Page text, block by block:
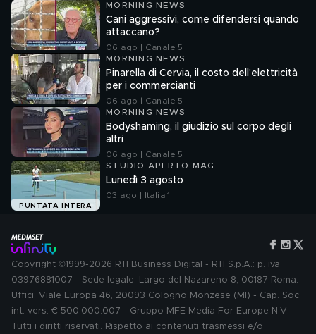
MORNING NEWS
Cani aggressivi, come difendersi quando
attaccano?
06 ago | Canale 5
MORNING NEWS
Pinarella di Cervia, il costo dell'elettricità
per i commercianti
06 ago | Canale 5
MORNING NEWS
Bodyshaming, il giudizio sul corpo degli
altri
06 ago | Canale 5
PUNTATA INTERA
STUDIO APERTO MAG
Lunedì 3 agosto
03 ago | Italia 1
Copyright ©1999-2026 RTI Business Digital - RTI S.p.A.: p. iva
03976881007 - Sede legale: Largo del Nazareno 8, 00187 Roma.
Uffici: Viale Europa 46, 20093 Cologno Monzese (MI) - Cap. Soc.
int. vers. € 500.000.007 - Gruppo MFE Media For Europe N.V. -
Tutti i diritti riservati. Rispetto ai contenuti trasmessi e/o